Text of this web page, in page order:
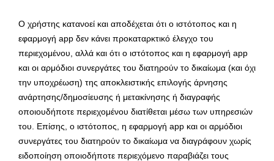
Ο χρήστης κατανοεί και αποδέχεται ότι ο ιστότοπος και η
εφαρμογή app δεν κάνει προκαταρκτικό έλεγχο του
περιεχομένου, αλλά και ότι ο ιστότοπος και η εφαρμογή app
και οι αρμόδιοι συνεργάτες του διατηρούν το δικαίωμα (και όχι
την υποχρέωση) της αποκλειστικής επιλογής άρνησης
ανάρτησης/δημοσίευσης ή μετακίνησης ή διαγραφής
οποιουδήποτε περιεχομένου διατίθεται μέσω των υπηρεσιών
του. Επίσης, ο ιστότοπος, η εφαρμογή app και οι αρμόδιοι
συνεργάτες του διατηρούν το δικαίωμα να διαγράφουν χωρίς
ειδοποίηση οποιοδήποτε περιεχόμενο παραβιάζει τους